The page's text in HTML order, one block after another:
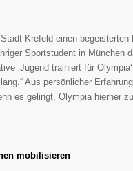
Krefeld einen
Sportstudent in München
‚Jugend trainiert für
Aus persönlicher
es gelingt, Olympia hierher
mobilisieren